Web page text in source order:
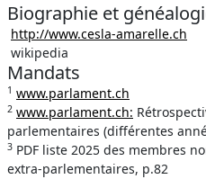
Biographie et
http://www.cesla-amarelle.ch
wikipedia
Mandats
1 www.parlament.ch
2 www.parlament.ch:
parlementaires (différentes
3 PDF liste 2025 des membres
extra-parlementaires, p.82